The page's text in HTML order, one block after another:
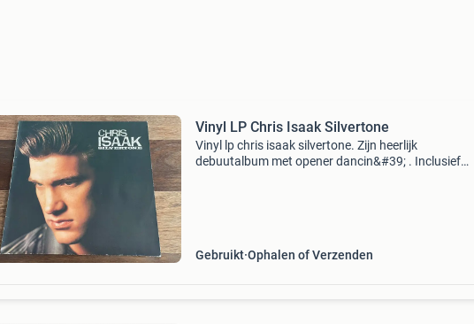
Vinyl LP Chris Isaak Silvertone
Vinyl lp chris isaak silvertone. Zijn heerlijk
debuutalbum met opener dancin&#39; . Inclusief
Gebruikt Ophalen of Verzenden